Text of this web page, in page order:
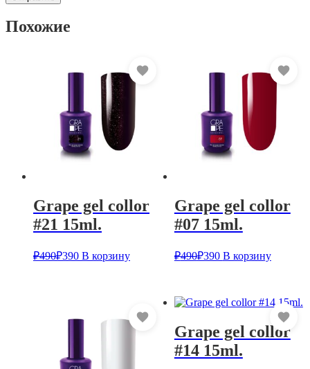
Похожие
Grape gel collor
#21 15ml.
₽490₽390 В корзину
Grape gel collor
#07 15ml.
₽490₽390 В корзину
Grape gel collor
#14 15ml.